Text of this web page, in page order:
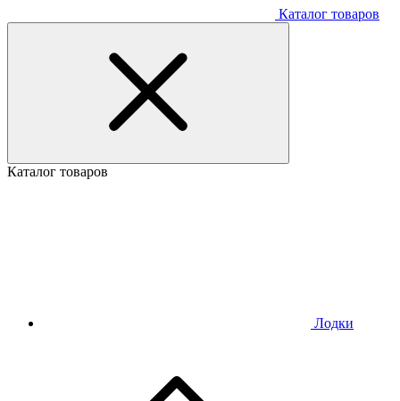
Каталог товаров
Каталог товаров
Лодки